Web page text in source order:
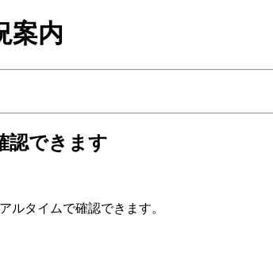
案内
認できます
ルタイムで確認できます。